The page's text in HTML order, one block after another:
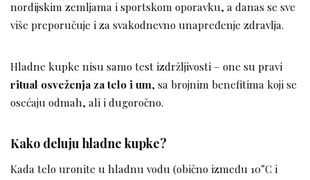
nordijskim zemljama i sportskom oporavku, a danas se sve
više preporučuje i za svakodnevno unapređenje zdravlja.
Hladne kupke nisu samo test izdržljivosti – one su pravi
ritual osveženja za telo i um, sa brojnim benefitima koji se
osećaju odmah, ali i dugoročno.
Kako deluju hladne kupke?
Kada telo uronite u hladnu vodu (obično između 10°C i